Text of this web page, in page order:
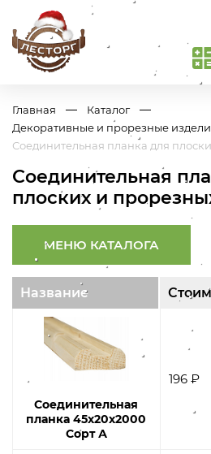
Главная
Каталог
Декоративные и прорезные
Соединительная планка для
Соединительная
плоских и
МЕНЮ КАТАЛОГА
Название
Соединительная
планка 45х20х2000
Сорт А
196 ₽